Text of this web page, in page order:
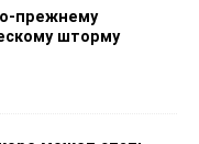
прежнему
шторму